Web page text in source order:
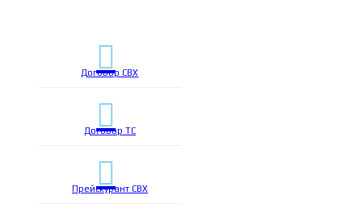
Договор СВХ
Договор ТС
Прейскурант СВХ